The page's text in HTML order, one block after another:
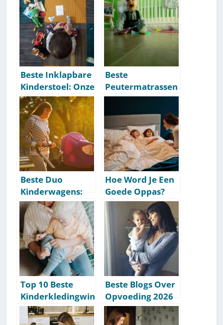
[Snel & Direct
Toepasbaar]
Bewezen
Redenen
(Verrassend!)
Beste Inklapbare
Kinderstoel: Onze
Aanbevelingen
[Getest] [2026]
Beste
Peutermatrassen
: Onze
Aanbevelingen
[Getest] [2026]
Beste Duo
Kinderwagens:
Onze
Aanbevelingen
[Getest] [2026]
Hoe Word Je Een
Goede Oppas?
[Tips & Tricks]
Top 10 Beste
Kinderkledingwin
kels Van
Nederland
Beste Blogs Over
Opvoeding 2026
[Deze Moet Je
Volgen]